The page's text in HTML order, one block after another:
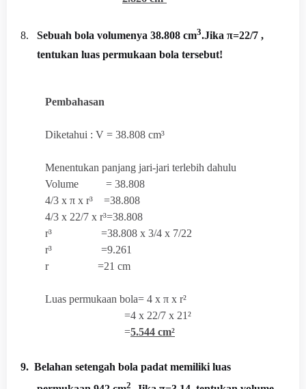
8. Sebuah bola volumenya 38.808 cm3.Jika π=22/7 ,
tentukan luas permukaan bola tersebut!
Pembahasan
Diketahui : V = 38.808 cm³
Menentukan panjang jari-jari terlebih dahulu
Volume = 38.808
4/3 x π x r³ =38.808
4/3 x 22/7 x r³=38.808
r³ =38.808 x 3/4 x 7/22
r³ =9.261
r =21 cm
Luas permukaan bola= 4 x π x r²
=4 x 22/7 x 21²
=5.544 cm²
9. Belahan setengah bola padat memiliki luas
2